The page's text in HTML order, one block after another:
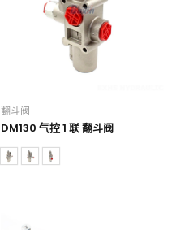
翻斗阀
DM130 气控 1 联 翻斗阀